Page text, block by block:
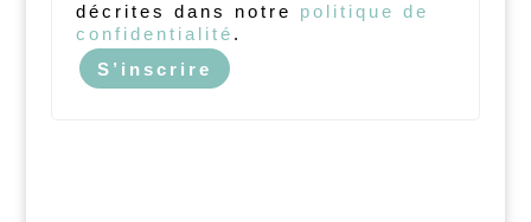
décrites dans notre politique de
confidentialité .
S’inscrire